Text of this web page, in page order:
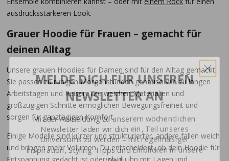
ausdrucksstärkeren Look.
Grauer Hoodie für Frauen – gemacht für
deinen Alltag
Unsere grauen Hoodies für Damen sind für den Alltag gemacht.
Sie passen zu ruhigen Morgenstunden genauso wie zu langen
Arbeitstagen und Reisen. Die weichen Materialien und
großzügigen Schnitte ermöglichen Bewegungsfreiheit und
sorgen für ganztägigen Komfort.
Einige Modelle sind kürzer und strukturierter, andere fallen weich
und bringen mehr Volumen. Du entscheidest, ob dein Hoodie für
MELDE DICH FÜR UNSEREN
NEWSLETTER AN
Mit der Anmeldung zu unserem wöchentlichen
Newsletter laden wir dich ein, Teil unseres
Universums zu werden – mit regelmäßiger
Inspiration, Styling-Tipps und Einblicken in unsere
Welt.